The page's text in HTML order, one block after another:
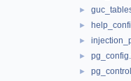
►
►
►
►
►